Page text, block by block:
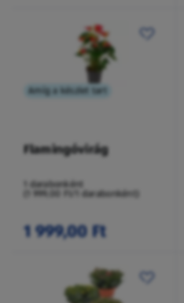
Amíg a készlet tart
Flamingóvirág
1 darabonként
(1 999,00 Ft/1 darabonként)
1 999,00 Ft